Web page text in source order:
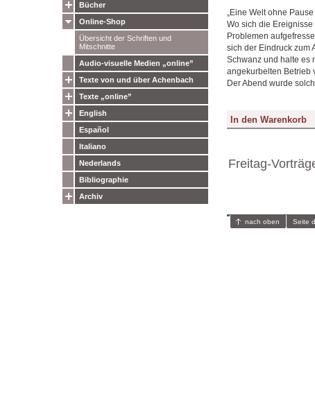
Bücher
Online-Shop
Übersicht der Schriften und
Mitschnitte
Audio-visuelle Medien „online”
Texte von und über Achenbach
Texte „online”
English
Español
Italiano
Nederlands
Bibliographie
Archiv
„Eine Welt ohne
Wo sich die
Problemen
sich der Eindruck zum
Schwanz und halte es
angekurbelten Betrieb
Der Abend wurde
Freitag-
nach oben Seite